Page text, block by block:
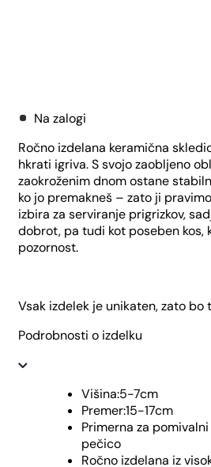
Na zalogi
Ročno izdelana keramična
hkrati igriva. S svojo zaobljeno
zaokroženim dnom ostane
ko jo premakneš – zato ji
izbira za serviranje prigrizkov,
dobrot, pa tudi kot poseben kos,
pozornost.
Vsak izdelek je unikaten, zato bo
Podrobnosti o izdelku
Višina:5-7cm
Premer:15-17cm
Primerna za
pečico
Ročno izdelana iz